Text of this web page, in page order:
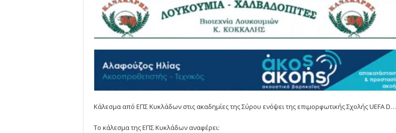
Κάλεσμα από ΕΠΣ Κυκλάδων στις ακαδημίες της Σύρου ενόψει της επιμορφωτικής Σχολής UEFA D…
Το κάλεσμα της ΕΠΣ Κυκλάδων αναφέρει: